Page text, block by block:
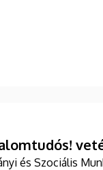
és Szociális